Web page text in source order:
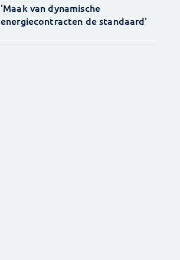
'Maak van dynamische
energiecontracten de standaard'